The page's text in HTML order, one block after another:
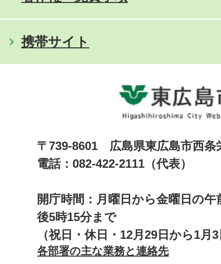
携帯サイト
〒739-8601 広島県東広島市西
電話：082-422-2111（代表）
開庁時間：月曜日から金曜日の午
後5時15分まで
（祝日・休日・12月29日から1月
各部署の主な業務と連絡先